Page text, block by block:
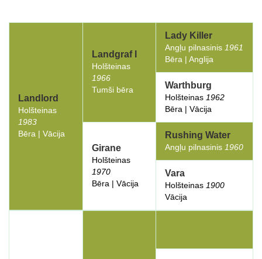
Landlord
Holšteinas
1983
Bēra | Vācija
Landgraf I
Holšteinas
1966
Tumši bēra
Lady Killer
Angļu pilnasinis 1961
Bēra | Anglija
Warthburg
Holšteinas 1962
Bēra | Vācija
Girane
Holšteinas
1970
Bēra | Vācija
Rushing Water
Angļu pilnasinis 1960
Vara
Holšteinas 1900
Vācija